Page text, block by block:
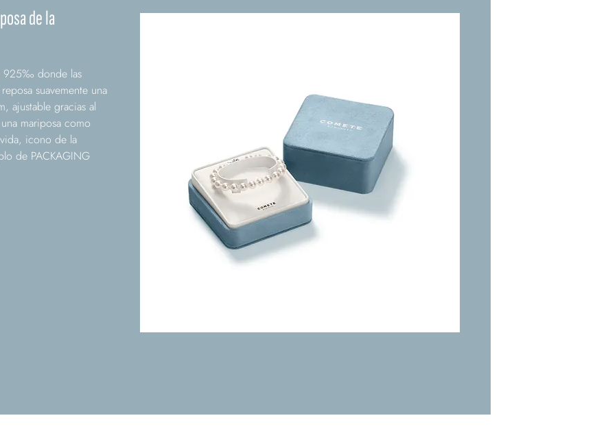
de la
925‰ donde las
suavemente una
ajustable gracias al
mariposa como
icono de la
de PACKAGING